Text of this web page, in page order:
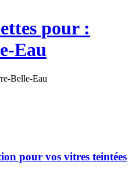
pour :
Eau
Belle-Eau
pour vos vitres teintées